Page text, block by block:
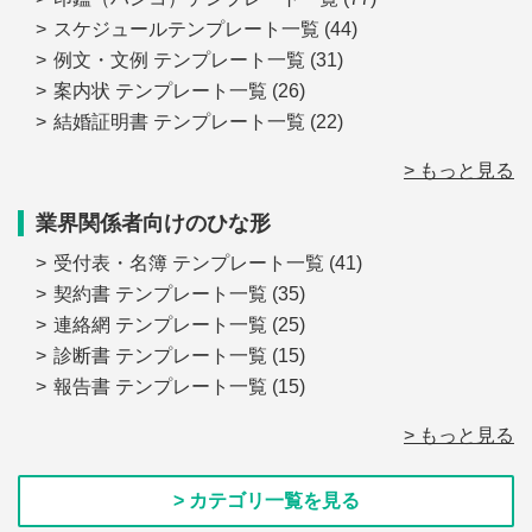
スケジュールテンプレート一覧 (44)
例文・文例 テンプレート一覧 (31)
案内状 テンプレート一覧 (26)
結婚証明書 テンプレート一覧 (22)
> もっと見る
業界関係者向けのひな形
受付表・名簿 テンプレート一覧 (41)
契約書 テンプレート一覧 (35)
連絡網 テンプレート一覧 (25)
診断書 テンプレート一覧 (15)
報告書 テンプレート一覧 (15)
> もっと見る
> カテゴリ一覧を見る